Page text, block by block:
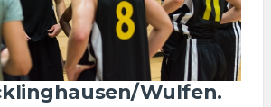
Wulfen.